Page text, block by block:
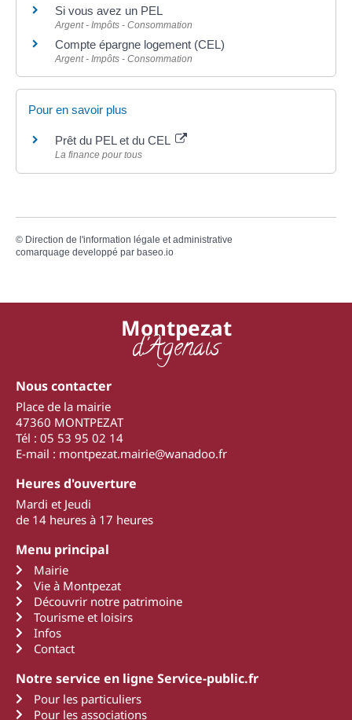
Si vous avez un PEL
Argent - Impôts - Consommation
Compte épargne logement (CEL)
Argent - Impôts - Consommation
Pour en savoir plus
Prêt du PEL et du CEL
La finance pour tous
© Direction de l'information légale et administrative
comarquage developpé par baseo.io
Montpezat
d'Agenais
Nous contacter
Place de la mairie
47360 MONTPEZAT
Tél : 05 53 95 02 14
E-mail : montpezat.mairie@wanadoo.fr
Heures d'ouverture
Mardi et Jeudi
de 14 heures à 17 heures
Menu principal
Mairie
Vie à Montpezat
Découvrir notre patrimoine
Tourisme et loisirs
Infos
Contact
Notre service en ligne Service-public.fr
Pour les particuliers
Pour les associations